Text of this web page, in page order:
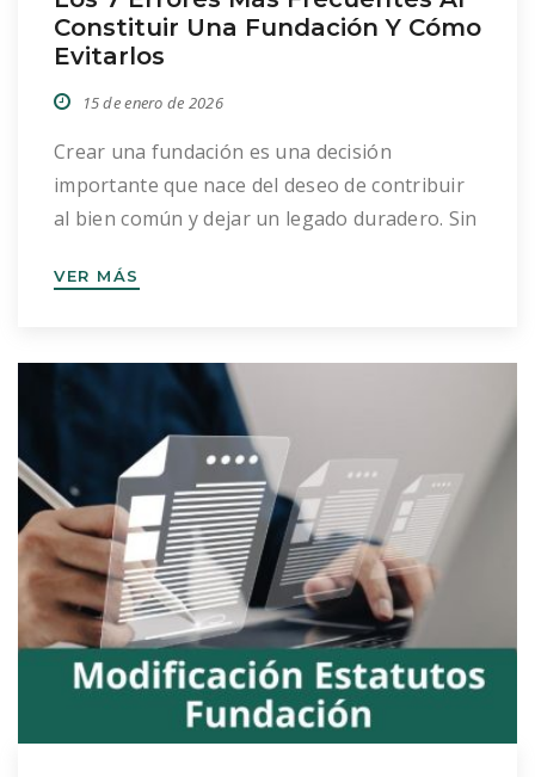
Constituir Una Fundación Y Cómo
Evitarlos
15 de enero de 2026
Crear una fundación es una decisión
importante que nace del deseo de contribuir
al bien común y dejar un legado duradero. Sin
entorpecida por ciertos errores frecuentes
este artículo repasamos los fallos más
habituales, […]
VER MÁS